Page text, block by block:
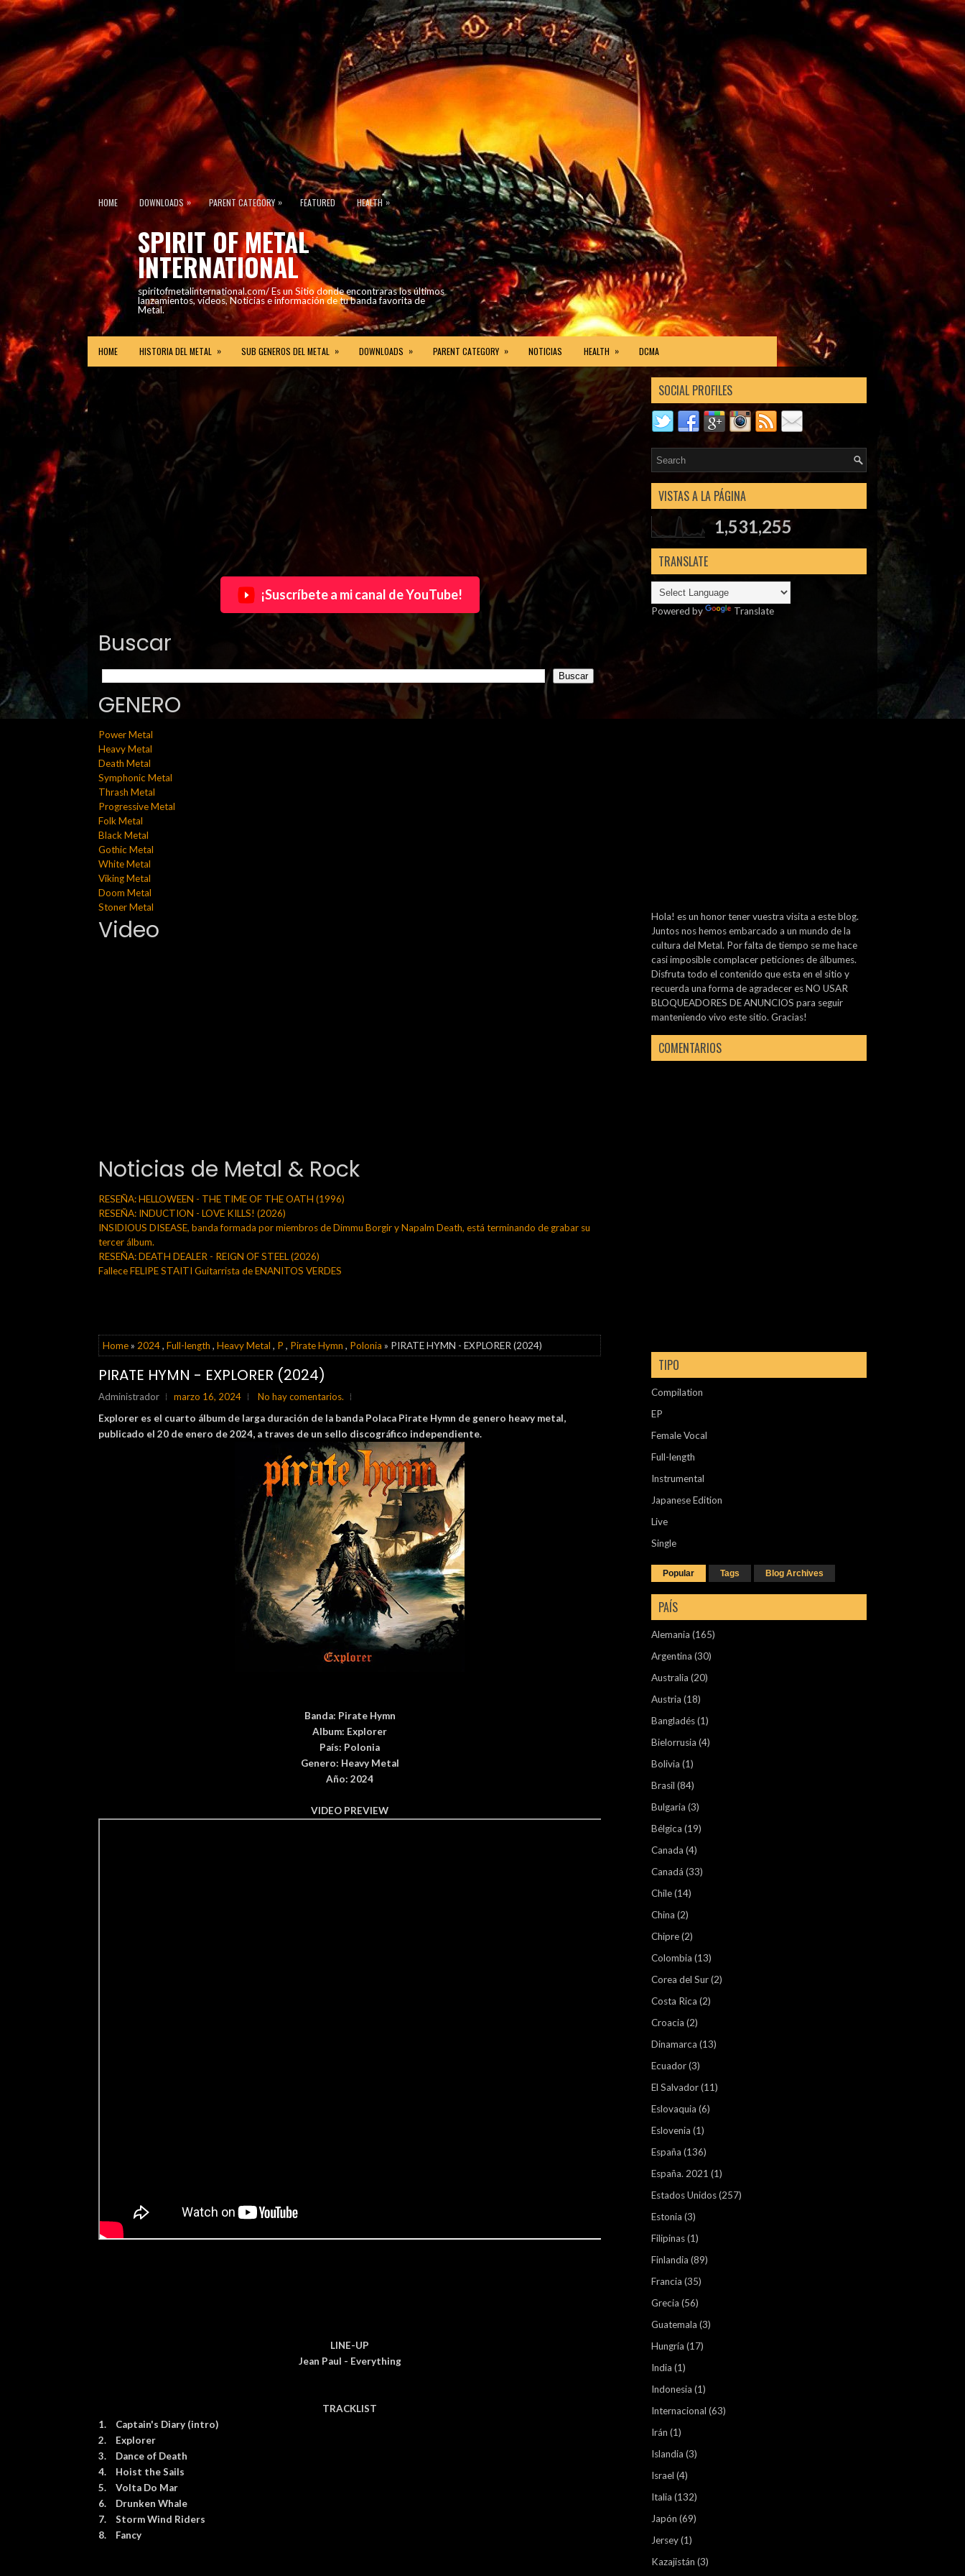
HOME DOWNLOADS » PARENT CATEGORY » FEATURED HEALTH »
SPIRIT OF METAL
INTERNATIONAL
spiritofmetalinternational.com/ Es un Sitio donde encontraras los últimos
lanzamientos, vídeos, Noticias e información de tu banda favorita de
Metal.
HOME HISTORIA DEL METAL » SUB GENEROS DEL METAL » DOWNLOADS » PARENT CATEGORY » NOTICIAS HEALTH » DCMA
¡Suscríbete a mi canal de YouTube!
Buscar
GENERO
Power Metal
Heavy Metal
Death Metal
Symphonic Metal
Thrash Metal
Progressive Metal
Folk Metal
Black Metal
Gothic Metal
White Metal
Viking Metal
Doom Metal
Stoner Metal
Video
Noticias de Metal & Rock
RESEÑA: HELLOWEEN - THE TIME OF THE OATH (1996)
RESEÑA: INDUCTION - LOVE KILLS! (2026)
INSIDIOUS DISEASE, banda formada por miembros de Dimmu Borgir y Napalm Death, está terminando de grabar su
tercer álbum.
RESEÑA: DEATH DEALER - REIGN OF STEEL (2026)
Fallece FELIPE STAITI Guitarrista de ENANITOS VERDES
Home» 2024, Full-length , Heavy Metal , P , Pirate Hymn , Polonia » PIRATE HYMN - EXPLORER (2024)
PIRATE HYMN - EXPLORER (2024)
Administrador marzo 16, 2024
No hay comentarios.
Explorer es el cuarto álbum de larga duración de la banda Polaca Pirate Hymn de genero heavy metal,
publicado el 20 de enero de 2024, a traves de un sello discográfico independiente.
Banda: Pirate Hymn
Album: Explorer
País: Polonia
Genero: Heavy Metal
Año: 2024
VIDEO PREVIEW
LINE-UP
Jean Paul - Everything
TRACKLIST
1.
Captain's Diary (intro)
2.
Explorer
3.
Dance of Death
4.
Hoist the Sails
5.
Volta Do Mar
6.
Drunken Whale
7.
Storm Wind Riders
8.
Fancy
SOCIAL PROFILES
VISTAS A LA PÁGINA
1,531,255
TRANSLATE
Powered by Translate
Hola! es un honor tener vuestra visita a este blog.
Juntos nos hemos embarcado a un mundo de la
cultura del Metal. Por falta de tiempo se me hace
casi imposible complacer peticiones de álbumes.
Disfruta todo el contenido que esta en el sitio y
recuerda una forma de agradecer es NO USAR
BLOQUEADORES DE ANUNCIOS para seguir
manteniendo vivo este sitio. Gracias!
COMENTARIOS
TIPO
Compilation
EP
Female Vocal
Full-length
Instrumental
Japanese Edition
Live
Single
Popular Tags Blog Archives
PAÍS
Alemania (165)
Argentina (30)
Australia (20)
Austria (18)
Bangladés(1)
Bielorrusia (4)
Bolivia (1)
Brasil (84)
Bulgaria (3)
Bélgica (19)
Canada (4)
Canadá (33)
Chile(14)
China (2)
Chipre(2)
Colombia (13)
Corea del Sur(2)
Costa Rica (2)
Croacia (2)
Dinamarca (13)
Ecuador(3)
El Salvador(11)
Eslovaquia (6)
Eslovenia (1)
España (136)
España. 2021 (1)
Estados Unidos(257)
Estonia (3)
Filipinas(1)
Finlandia (89)
Francia (35)
Grecia (56)
Guatemala (3)
Hungría (17)
India (1)
Indonesia (1)
Internacional (63)
Irán (1)
Islandia (3)
Israel (4)
Italia (132)
Japón (69)
Jersey(1)
Kazajistán (3)